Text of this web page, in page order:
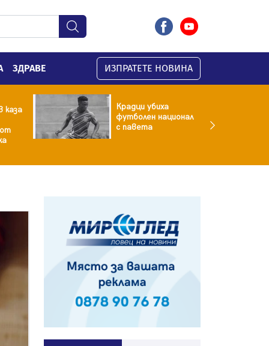
ЗДРАВЕ ИЗПРАТЕТЕ НОВИНА
каза
Крадци убиха
футболен национал
с павета